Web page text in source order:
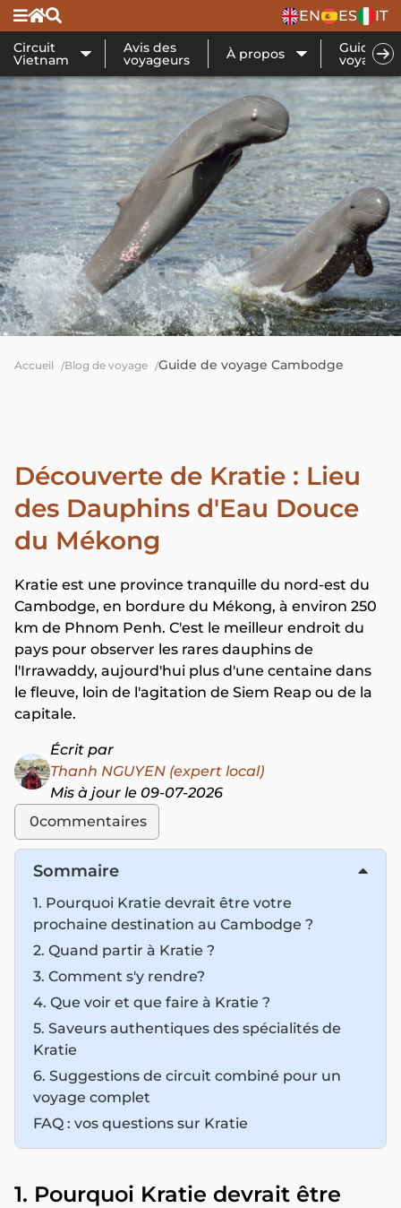
EN ES IT
Circuit
Vietnam
Avis des
voyageurs À propos Guide de
voyage
Accueil Blog de voyage Guide de voyage Cambodge
Découverte de Kratie : Lieu
des Dauphins d'Eau Douce
du Mékong
Kratie est une province tranquille du nord-est du
Cambodge, en bordure du Mékong, à environ 250
km de Phnom Penh. C'est le meilleur endroit du
pays pour observer les rares dauphins de
l'Irrawaddy, aujourd'hui plus d'une centaine dans
le fleuve, loin de l'agitation de Siem Reap ou de la
capitale.
Écrit par
Thanh NGUYEN (expert local)
Mis à jour le 09-07-2026
0commentaires
Sommaire
1. Pourquoi Kratie devrait être votre
prochaine destination au Cambodge ?
2. Quand partir à Kratie ?
3. Comment s'y rendre?
4. Que voir et que faire à Kratie ?
5. Saveurs authentiques des spécialités de
Kratie
6. Suggestions de circuit combiné pour un
voyage complet
FAQ : vos questions sur Kratie
1. Pourquoi Kratie devrait être